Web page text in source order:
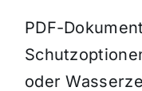
PDF-
oder